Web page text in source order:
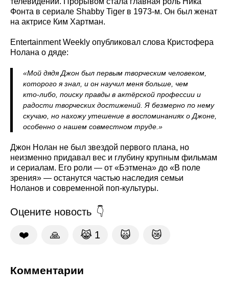
Фонта в сериале Shabby Tiger в 1973-м. Он был женат
на актрисе Ким Хартман.
Entertainment Weekly опубликовал слова Кристофера
Нолана о дяде:
«Мой дядя Джон был первым творческим человеком,
которого я знал, и он научил меня больше, чем
кто‑либо, поиску правды в актёрской профессии и
радости творческих достижений. Я безмерно по нему
скучаю, но нахожу утешение в воспоминаниях о Джоне,
особенно о нашем совместном труде.»
Джон Нолан не был звездой первого плана, но
неизменно придавал вес и глубину крупным фильмам
и сериалам. Его роли — от «Бэтмена» до «В поле
зрения» — останутся частью наследия семьи
Ноланов и современной поп-культуры.
Оцените новость
❤️ 🙏 😹 1 🙀 😿
Комментарии